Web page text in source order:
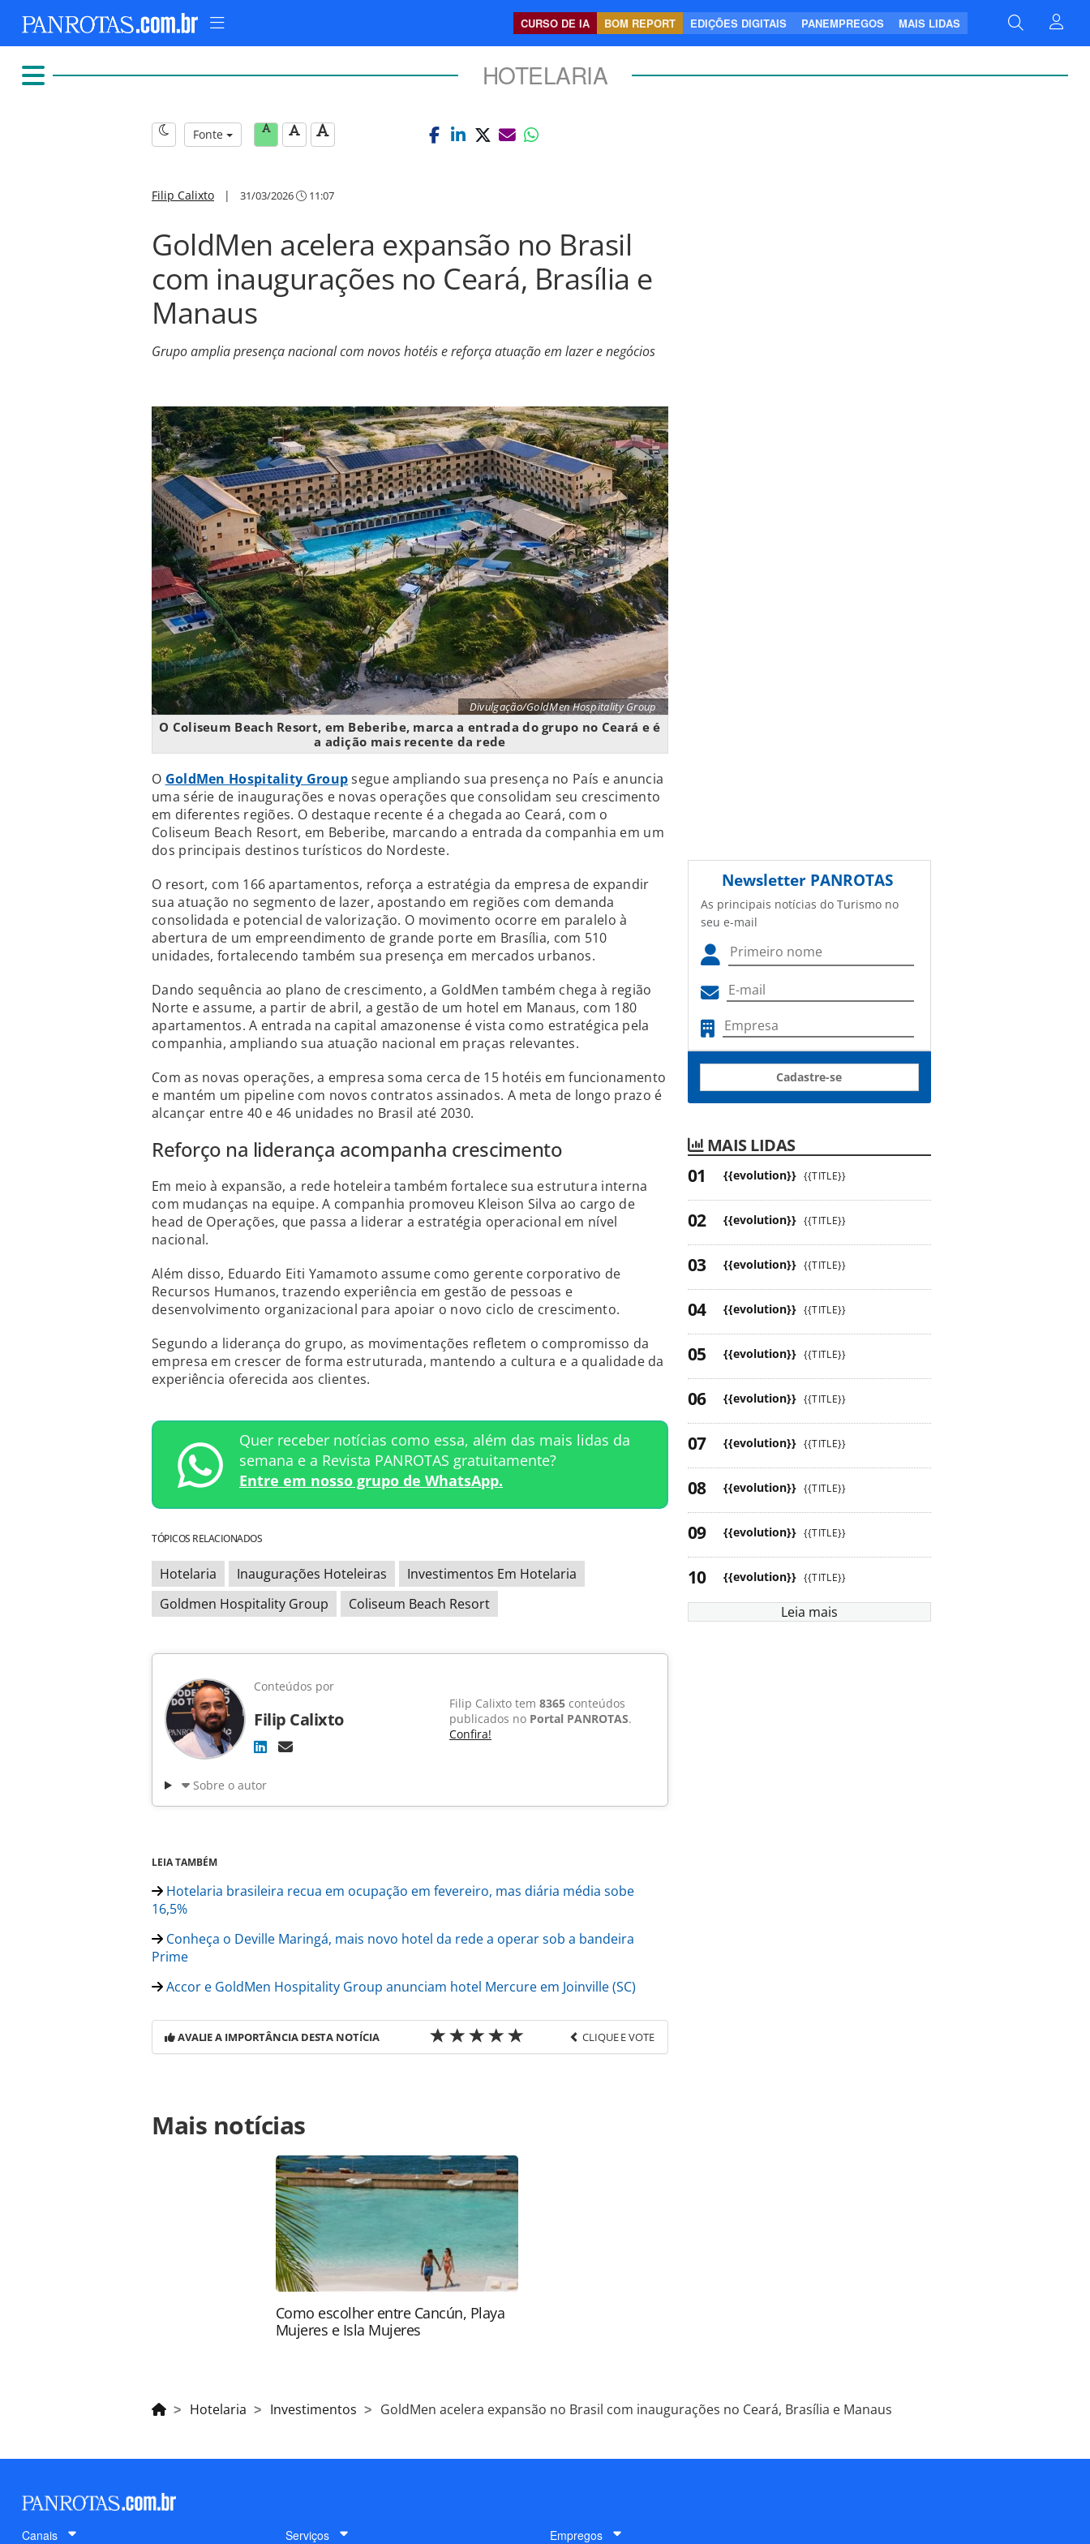
CURSO DE IA BOM REPORT EDIÇÕES DIGITAIS PANEMPREGOS MAIS LIDAS
HOTELARIA
Fonte
Filip Calixto | 31/03/2026 11:07
GoldMen acelera expansão no Brasil
com inaugurações no Ceará, Brasília e
Manaus
Grupo amplia presença nacional com novos hotéis e reforça atuação em lazer e negócios
Divulgação/GoldMen Hospitality Group
O Coliseum Beach Resort, em Beberibe, marca a entrada do grupo no Ceará e é
a adição mais recente da rede
O GoldMen Hospitality Groupsegue ampliando sua presença no País e anuncia
uma série de inaugurações e novas operações que consolidam seu crescimento
em diferentes regiões. O destaque recente é a chegada ao Ceará, com o
Coliseum Beach Resort, em Beberibe, marcando a entrada da companhia em um
dos principais destinos turísticos do Nordeste.
O resort, com 166 apartamentos, reforça a estratégia da empresa de expandir
sua atuação no segmento de lazer, apostando em regiões com demanda
consolidada e potencial de valorização. O movimento ocorre em paralelo à
abertura de um empreendimento de grande porte em Brasília, com 510
unidades, fortalecendo também sua presença em mercados urbanos.
Dando sequência ao plano de crescimento, a GoldMen também chega à região
Norte e assume, a partir de abril, a gestão de um hotel em Manaus, com 180
apartamentos. A entrada na capital amazonense é vista como estratégica pela
companhia, ampliando sua atuação nacional em praças relevantes.
Com as novas operações, a empresa soma cerca de 15 hotéis em funcionamento
e mantém um pipeline com novos contratos assinados. A meta de longo prazo é
alcançar entre 40 e 46 unidades no Brasil até 2030.
Reforço na liderança acompanha crescimento
Em meio à expansão, a rede hoteleira também fortalece sua estrutura interna
com mudanças na equipe. A companhia promoveu Kleison Silva ao cargo de
head de Operações, que passa a liderar a estratégia operacional em nível
nacional.
Além disso, Eduardo Eiti Yamamoto assume como gerente corporativo de
Recursos Humanos, trazendo experiência em gestão de pessoas e
desenvolvimento organizacional para apoiar o novo ciclo de crescimento.
Segundo a liderança do grupo, as movimentações refletem o compromisso da
empresa em crescer de forma estruturada, mantendo a cultura e a qualidade da
experiência oferecida aos clientes.
Quer receber notícias como essa, além das mais lidas da
semana e a Revista PANROTAS gratuitamente?
Entre em nosso grupo de WhatsApp.
TÓPICOS RELACIONADOS
Hotelaria Inaugurações Hoteleiras
Investimentos Em Hotelaria
Goldmen Hospitality Group
Coliseum Beach Resort
Conteúdos por
Filip Calixto
Filip Calixto tem 8365 conteúdos
publicados no Portal PANROTAS.
Confira!
Sobre o autor
LEIA TAMBÉM
Hotelaria brasileira recua em ocupação em fevereiro, mas diária média sobe
16,5%
Conheça o Deville Maringá, mais novo hotel da rede a operar sob a bandeira
Prime
Accor e GoldMen Hospitality Group anunciam hotel Mercure em Joinville (SC)
AVALIE A IMPORTÂNCIA DESTA NOTÍCIA CLIQUE E VOTE
https://www.panrotas.com.br/hotelaria/investimentos/2026/03/goldmen-acelera-
expansao-no-brasil-com-inauguracoes-no-ceara-brasilia-e-manaus_227214.html ou as
ferramentas oferecidas na página. Todo o conteúdo produzido pela PANROTAS Editora
é protegido pela legislação brasileira sobre direito autoral. Não reproduza o conteúdo
sem autorização da PANROTAS Editora (copyright@panrotas.com.br).
Mais notícias
Como escolher entre Cancún, Playa
Mujeres e Isla Mujeres
Newsletter PANROTAS
As principais notícias do Turismo no
seu e-mail
Cadastre-se
MAIS LIDAS
{{evolution}} {{TITLE}}
{{evolution}} {{TITLE}}
{{evolution}} {{TITLE}}
{{evolution}} {{TITLE}}
{{evolution}} {{TITLE}}
{{evolution}} {{TITLE}}
{{evolution}} {{TITLE}}
{{evolution}} {{TITLE}}
{{evolution}} {{TITLE}}
{{evolution}} {{TITLE}}
Leia mais
Hotelaria Investimentos GoldMen acelera expansão no Brasil com inaugurações no Ceará, Brasília e Manaus
Canais Serviços Empregos